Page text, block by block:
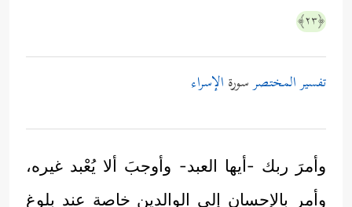
﴿٢٣﴾
تفسير المختصرسورة الإسراء
وأمرَ ربك -أيها العبد- وأوجبَ ألا يُعْبد غيره،
وأمر بالإحسان إلى الوالدين خاصة عند بلوغ